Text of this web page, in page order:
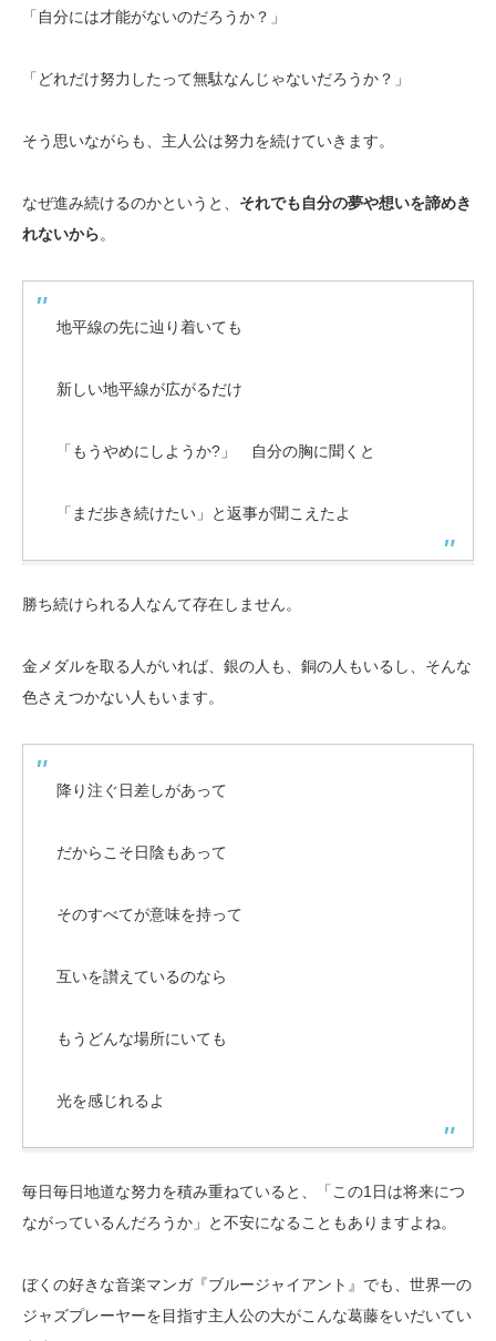
「自分には才能がないのだろうか？」
「どれだけ努力したって無駄なんじゃないだろうか？」
そう思いながらも、主人公は努力を続けていきます。
なぜ進み続けるのかというと、 それでも自分の夢や想いを諦めき
れないから。
地平線の先に辿り着いても
新しい地平線が広がるだけ
「もうやめにしようか?」 自分の胸に聞くと
「まだ歩き続けたい」と返事が聞こえたよ
勝ち続けられる人なんて存在しません。
金メダルを取る人がいれば、銀の人も、銅の人もいるし、そんな
色さえつかない人もいます。
降り注ぐ日差しがあって
だからこそ日陰もあって
そのすべてが意味を持って
互いを讃えているのなら
もうどんな場所にいても
光を感じれるよ
毎日毎日地道な努力を積み重ねていると、「この1日は将来につ
ながっているんだろうか」と不安になることもありますよね。
ぼくの好きな音楽マンガ『ブルージャイアント』でも、世界一の
ジャズプレーヤーを目指す主人公の大がこんな葛藤をいだいてい